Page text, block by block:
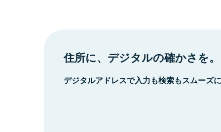
住所に、デジタルの確かさを。
デジタルアドレスで入力も検索もスムーズ